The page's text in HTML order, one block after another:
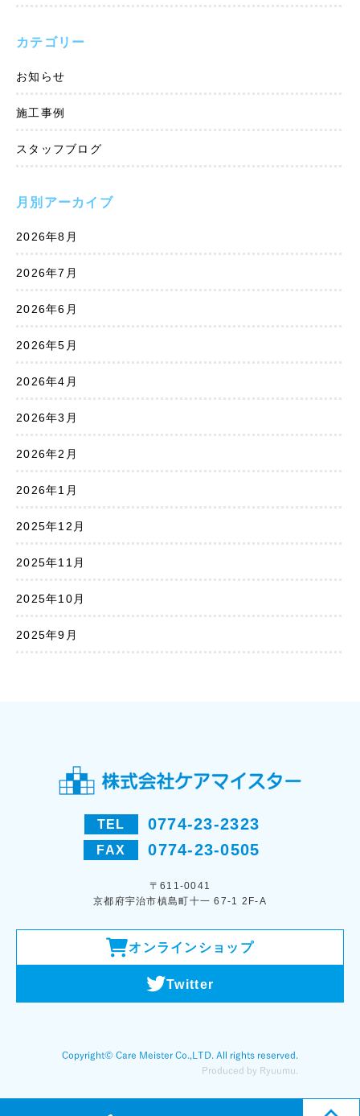
カテゴリー
お知らせ
施工事例
スタッフブログ
月別アーカイブ
2026年8月
2026年7月
2026年6月
2026年5月
2026年4月
2026年3月
2026年2月
2026年1月
2025年12月
2025年11月
2025年10月
2025年9月
TEL 0774-23-2323
FAX 0774-23-0505
〒611-0041
京都府宇治市槙島町十一 67-1 2F-A
オンラインショップ
Twitter